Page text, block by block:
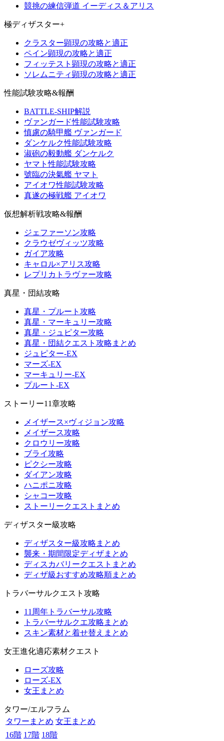
競挑の練信弾道 イーディス＆アリス
極ディザスター+
クラスター顕現の攻略と適正
ペイン顕現の攻略と適正
フィッテスト顕現の攻略と適正
ソレムニティ顕現の攻略と適正
性能試験攻略&報酬
BATTLE-SHIP解説
ヴァンガード性能試験攻略
慎慮の騎甲艦 ヴァンガード
ダンケルク性能試験攻略
淑砲の毅動艦 ダンケルク
ヤマト性能試験攻略
號臨の決氣艦 ヤマト
アイオワ性能試験攻略
真遂の極戦艦 アイオワ
仮想解析戦攻略&報酬
ジェファーソン攻略
クラウゼヴィッツ攻略
ガイア攻略
キャロル×アリス攻略
レプリカトラヴァー攻略
真星・団結攻略
真星・プルート攻略
真星・マーキュリー攻略
真星・ジュピター攻略
真星・団結クエスト攻略まとめ
ジュピター-EX
マーズ-EX
マーキュリー-EX
プルート-EX
ストーリー11章攻略
メイザース×ヴィジョン攻略
メイザース攻略
クロウリー攻略
ブライ攻略
ピクシー攻略
ダイアン攻略
ハニポニ攻略
シャコー攻略
ストーリークエストまとめ
ディザスター級攻略
ディザスター級攻略まとめ
襲来・期間限定ディザまとめ
ディスカバリークエストまとめ
ディザ級おすすめ攻略順まとめ
トラバーサルクエスト攻略
11周年トラバーサル攻略
トラバーサルクエ攻略まとめ
スキン素材と着せ替えまとめ
女王進化適応素材クエスト
ローズ攻略
ローズ-EX
女王まとめ
タワー/エルフラム
タワーまとめ 女王まとめ
16階 17階 18階